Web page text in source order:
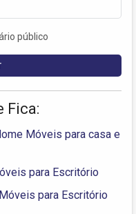
público
Fica:
Móveis para casa e
para Escritório
para Escritório